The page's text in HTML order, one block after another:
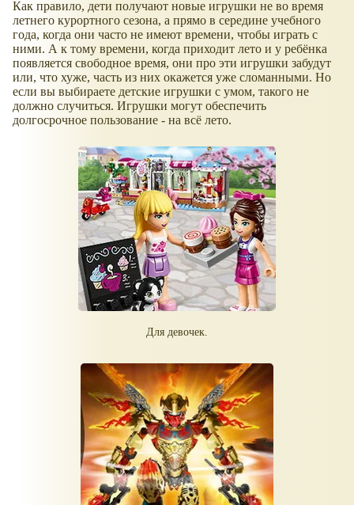
Как правило, дети получают новые игрушки не во время
летнего курортного сезона, а прямо в середине учебного
года, когда они часто не имеют времени, чтобы играть с
ними. А к тому времени, когда приходит лето и у ребёнка
появляется свободное время, они про эти игрушки забудут
или, что хуже, часть из них окажется уже сломанными. Но
если вы выбираете детские игрушки с умом, такого не
должно случиться. Игрушки могут обеспечить
долгосрочное пользование - на всё лето.
Для девочек.